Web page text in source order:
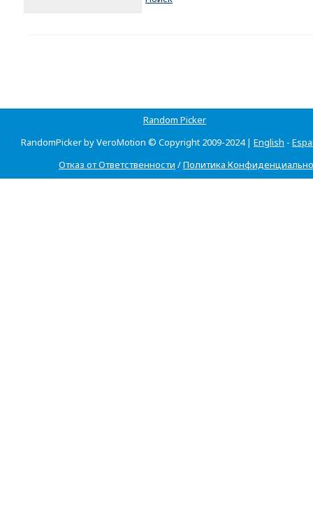
Random Picker
RandomPicker by VeroMotion © Copyright 2009-2024 | English -
Отказ от Ответственности /Политика